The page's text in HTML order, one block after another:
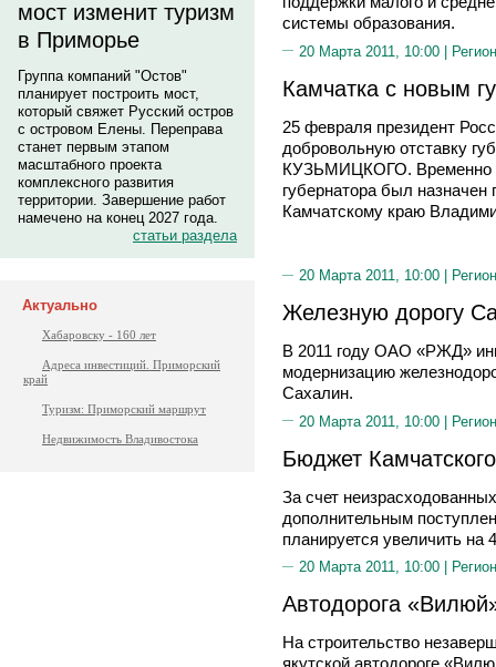
мост изменит туризм
в Приморье
Группа компаний "Остов"
планирует построить мост,
который свяжет Русский остров
с островом Елены. Переправа
станет первым этапом
масштабного проекта
комплексного развития
территории. Завершение работ
намечено на конец 2027 года.
статьи раздела
Актуально
Хабаровску - 160 лет
Адреса инвестиций. Приморский
край
Туризм: Приморский маршрут
Недвижимость Владивостока
системы образования.
20 Марта 2011, 10:00 |
Камчатка с новым
25 февраля президент
добровольную отставку
КУЗЬМИЦКОГО. Временно
губернатора был
Камчатскому краю
20 Марта 2011, 10:00 |
Железную дорогу
В 2011 году ОАО «РЖД»
модернизацию
Сахалин.
20 Марта 2011, 10:00 |
Бюджет
За счет
дополнительным
планируется увеличить
20 Марта 2011, 10:00 |
Автодорога
На строительство
якутской автодороге